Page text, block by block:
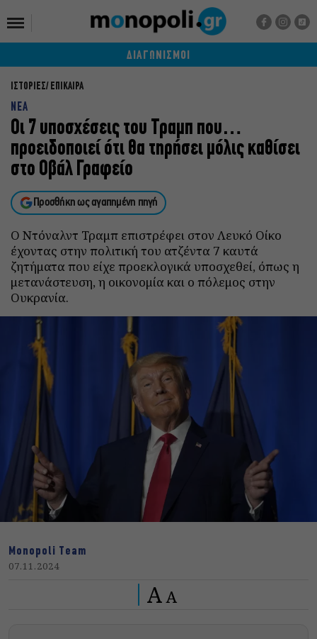
ΔΙΑΓΩΝΙΣΜΟΙ
ΙΣΤΟΡΙΕΣ ΕΠΙΚΑΙΡΑ
NEA
Οι 7 υποσχέσεις του Τραμπ που…
προειδοποιεί ότι θα τηρήσει μόλις καθίσει
στο Οβάλ Γραφείο
Προσθήκη ως αγαπημένη πηγή
Ο Ντόναλντ Τραμπ επιστρέφει στον Λευκό Οίκο
έχοντας στην πολιτική του ατζέντα 7 καυτά
ζητήματα που είχε προεκλογικά υποσχεθεί, όπως η
μετανάστευση, η οικονομία και ο πόλεμος στην
Ουκρανία.
Monopoli Team
07.11.2024
A A